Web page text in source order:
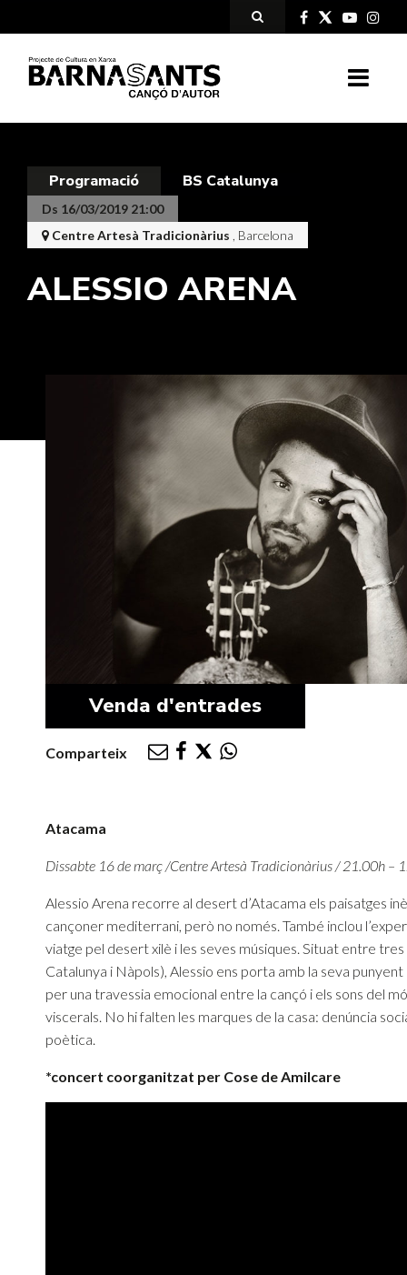
Programació BS Catalunya
Ds 16/03/2019 21:00
Centre Artesà Tradicionàrius
, Barcelona
ALESSIO ARENA
Venda d'entrades
Comparteix
Atacama
Dissabte 16 de març /Centre Artesà Tradicionàrius / 21.00h –
Alessio Arena recorre al desert d’Atacama els paisatges
cançoner mediterrani, però no només. També inclou
viatge pel desert xilè i les seves músiques. Situat entre tres
Catalunya i Nàpols), Alessio ens porta amb la seva
per una travessia emocional entre la cançó i els sons del
viscerals. No hi falten les marques de la casa: denúncia
poètica.
*concert coorganitzat per Cose de Amilcare